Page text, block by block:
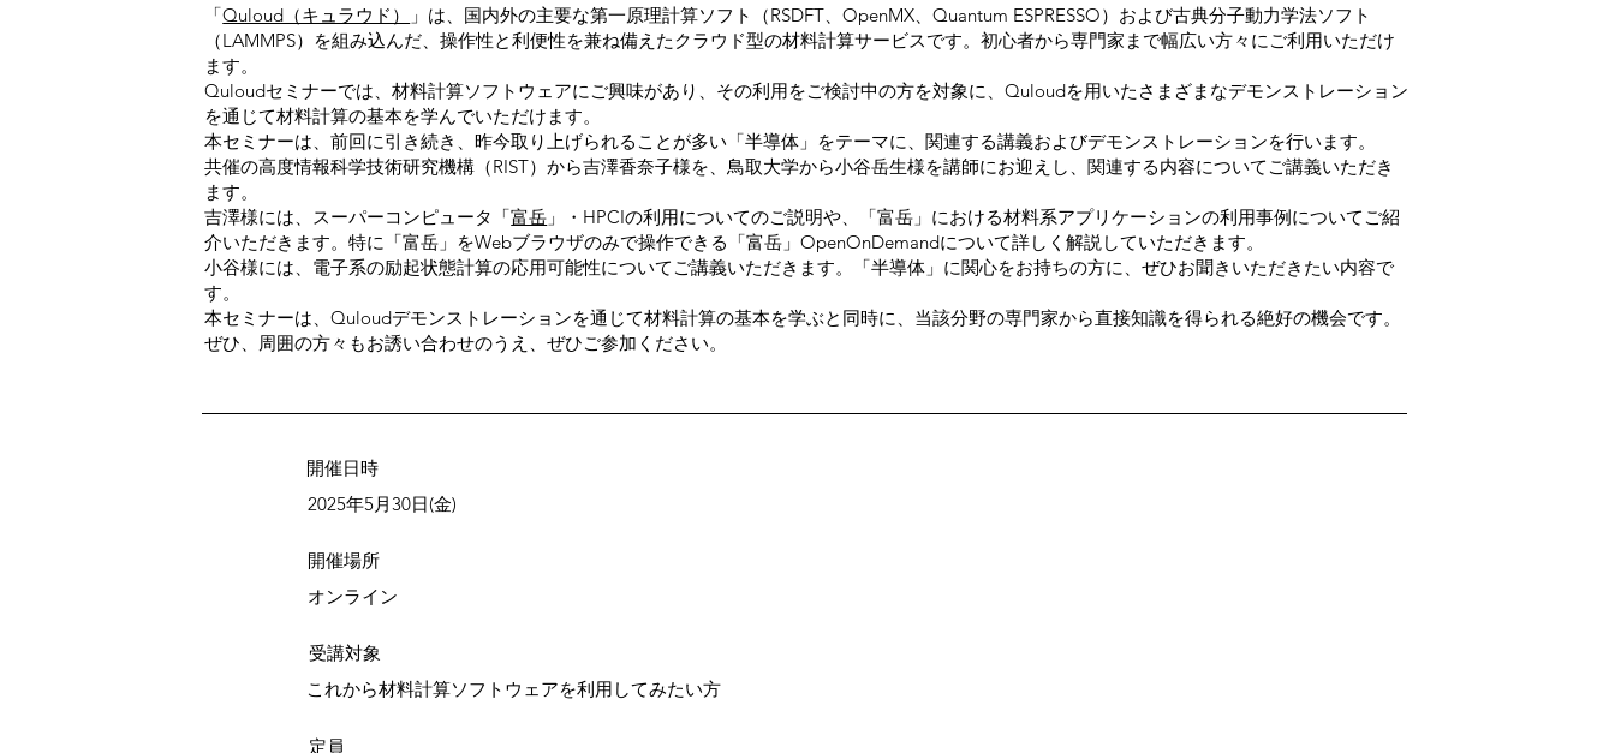
「Quloud（キュラウド）
」は、国内外の主要な第一原理計算ソフト（RSDFT、OpenMX、Quantum ESPRESSO）および古典分子動力学法ソフト
（LAMMPS）を組み込んだ、操作性と利便性を兼ね備えたクラウド型の材料計算サービスです。初心者から専門家まで幅広い方々にご利用いただけ
ます。
Quloudセミナーでは、材料計算ソフトウェアにご興味があり、その利用をご検討中の方を対象に、Quloudを用いたさまざまなデモンストレーション
を通じて材料計算の基本を学んでいただけます。
本セミナーは、前回に引き続き、昨今取り上げられることが多い「半導体」をテーマに、関連する講義およびデモンストレーションを行います。
共催の高度情報科学技術研究機構（RIST）から吉澤香奈子様を、鳥取大学から小谷岳生様を講師にお迎えし、関連する内容についてご講義いただき
ます。
吉澤様には、スーパーコンピュータ「富岳 」・HPCIの利用についてのご説明や、「富岳」における材料系アプリケーションの利用事例についてご紹
介いただきます。特に「富岳」をWebブラウザのみで操作できる「富岳」OpenOnDemandについて詳しく解説していただきます。
小谷様には、電子系の励起状態計算の応用可能性についてご講義いただきます。「半導体」に関心をお持ちの方に、ぜひお聞きいただきたい内容で
す。
本セミナーは、Quloudデモンストレーションを通じて材料計算の基本を学ぶと同時に、当該分野の専門家から直接知識を得られる絶好の機会です。
ぜひ、周囲の方々もお誘い合わせのうえ、ぜひご参加ください。
​開催日時
2025年5月30日(金)
​開催場所
オンライン
​受講対象
これから材料計算ソフトウェアを利用してみたい方
定員